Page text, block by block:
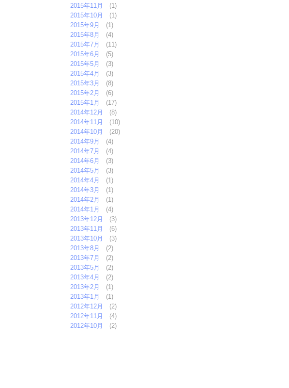
2015年11月
(1)
2015年10月
(1)
2015年9月
(1)
2015年8月
(4)
2015年7月
(11)
2015年6月
(5)
2015年5月
(3)
2015年4月
(3)
2015年3月
(8)
2015年2月
(6)
2015年1月
(17)
2014年12月
(8)
2014年11月
(10)
2014年10月
(20)
2014年9月
(4)
2014年7月
(4)
2014年6月
(3)
2014年5月
(3)
2014年4月
(1)
2014年3月
(1)
2014年2月
(1)
2014年1月
(4)
2013年12月
(3)
2013年11月
(6)
2013年10月
(3)
2013年8月
(2)
2013年7月
(2)
2013年5月
(2)
2013年4月
(2)
2013年2月
(1)
2013年1月
(1)
2012年12月
(2)
2012年11月
(4)
2012年10月
(2)